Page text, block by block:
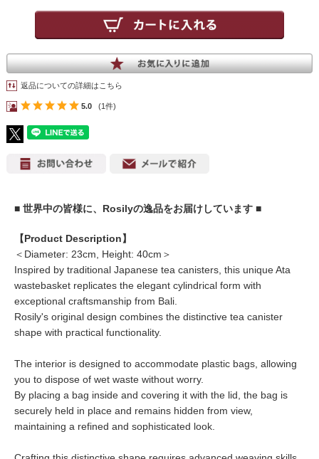
返品についての詳細はこちら
5.0 (1件)
■ 世界中の皆様に、Rosilyの逸品をお届けしています ■
【Product Description】
＜Diameter: 23cm, Height: 40cm＞
Inspired by traditional Japanese tea canisters, this unique Ata
wastebasket replicates the elegant cylindrical form with
exceptional craftsmanship from Bali.
Rosily's original design combines the distinctive tea canister
shape with practical functionality.
The interior is designed to accommodate plastic bags, allowing
you to dispose of wet waste without worry.
By placing a bag inside and covering it with the lid, the bag is
securely held in place and remains hidden from view,
maintaining a refined and sophisticated look.